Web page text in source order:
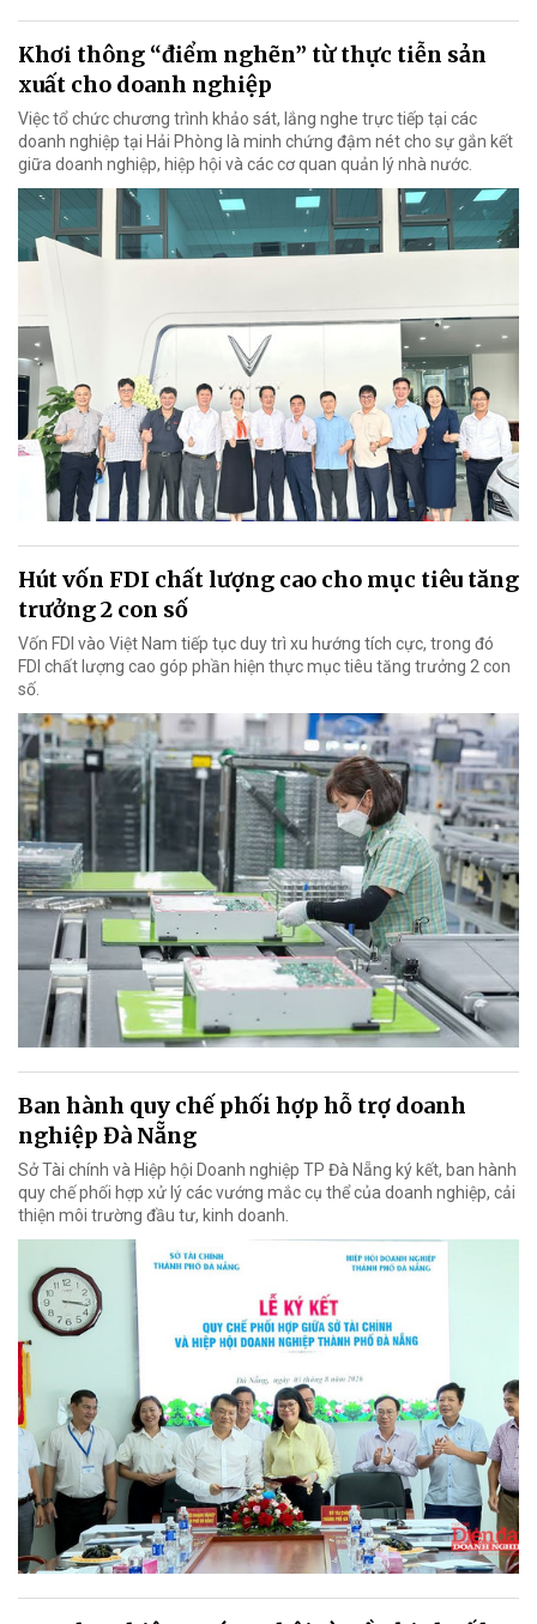
Khơi thông “điểm nghẽn” từ thực tiễn sản
xuất cho doanh nghiệp
Việc tổ chức chương trình khảo sát, lắng nghe trực tiếp tại các
doanh nghiệp tại Hải Phòng là minh chứng đậm nét cho sự gắn kết
giữa doanh nghiệp, hiệp hội và các cơ quan quản lý nhà nước.
Hút vốn FDI chất lượng cao cho mục tiêu tăng
trưởng 2 con số
Vốn FDI vào Việt Nam tiếp tục duy trì xu hướng tích cực, trong đó
FDI chất lượng cao góp phần hiện thực mục tiêu tăng trưởng 2 con
số.
Ban hành quy chế phối hợp hỗ trợ doanh
nghiệp Đà Nẵng
Sở Tài chính và Hiệp hội Doanh nghiệp TP Đà Nẵng ký kết, ban hành
quy chế phối hợp xử lý các vướng mắc cụ thể của doanh nghiệp, cải
thiện môi trường đầu tư, kinh doanh.